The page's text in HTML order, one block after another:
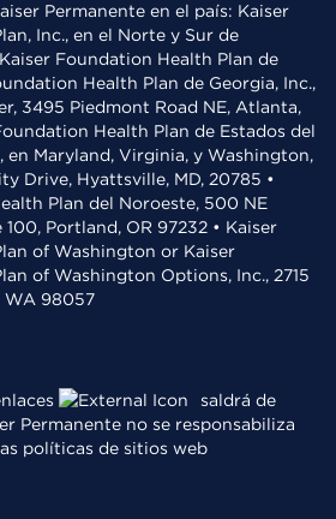
Permanente en el país: Kaiser
Inc., en el Norte y Sur de
Foundation Health Plan de
Health Plan de Georgia, Inc.,
3495 Piedmont Road NE, Atlanta,
Health Plan de Estados del
en Maryland, Virginia, y Washington,
Drive, Hyattsville, MD, 20785 •
Plan del Noroeste, 500 NE
Portland, OR 97232 • Kaiser
of Washington or Kaiser
of Washington Options, Inc., 2715
WA 98057
saldrá de
Permanente no se responsabiliza
políticas de sitios web